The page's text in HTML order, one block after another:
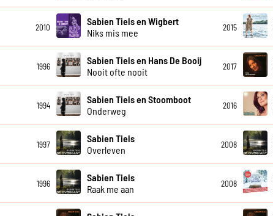
2010
Sabien Tiels en Wigbert
Niks mis mee
2015
1996
Sabien Tiels en Hans De Booij
Nooit ofte nooit
2017
1994
Sabien Tiels en Stoomboot
Onderweg
2016
1997
Sabien Tiels
Overleven
2008
1996
Sabien Tiels
Raak me aan
2008